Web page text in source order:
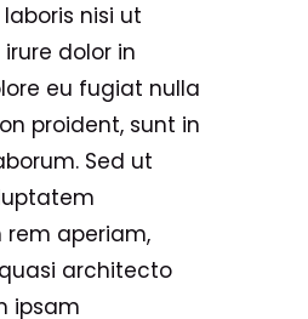
nisi ut
dolor in
eu fugiat nulla
proident, sunt in
Sed ut
aperiam,
architecto
ipsam